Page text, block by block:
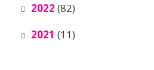
2022 (82)
2021 (11)